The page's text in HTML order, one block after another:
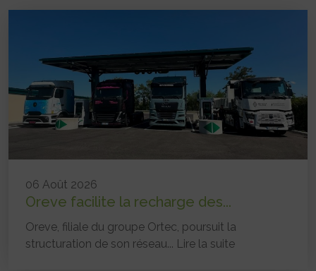
06 Août 2026
Oreve facilite la recharge des...
Oreve, filiale du groupe Ortec, poursuit la
structuration de son réseau... Lire la suite